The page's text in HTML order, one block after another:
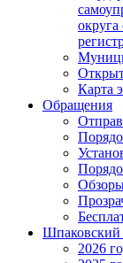
округа
Карта
Обращения
Шпаковский
2026